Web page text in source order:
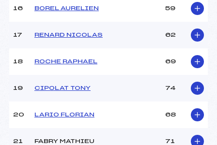
-7
-6
MIN->MAS
16 BOREL AURELIEN 59
17 RENARD NICOLAS 62
18 ROCHE RAPHAEL 69
19 CIPOLAT TONY 74
20 LARIO FLORIAN 68
21 FABRY MATHIEU 71